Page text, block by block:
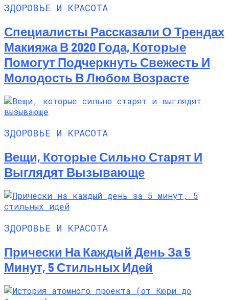
Волос На Октябрь 2025 Года
ЗДОРОВЬЕ И КРАСОТА
Специалисты Рассказали О Трендах
Макияжа В 2020 Года, Которые
Помогут Подчеркнуть Свежесть И
Молодость В Любом Возрасте
ЗДОРОВЬЕ И КРАСОТА
Вещи, Которые Сильно Старят И
Выглядят Вызывающе
ЗДОРОВЬЕ И КРАСОТА
Прически На Каждый День За 5
Минут, 5 Стильных Идей